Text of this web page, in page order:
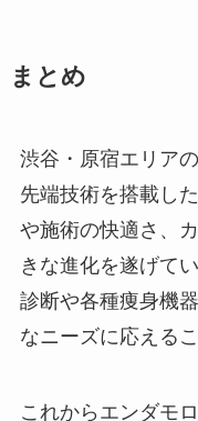
まとめ
渋谷・原宿エリア
先端技術を搭載し
や施術の快適さ、
きな進化を遂げて
診断や各種痩身機
なニーズに応える
これからエンダモ